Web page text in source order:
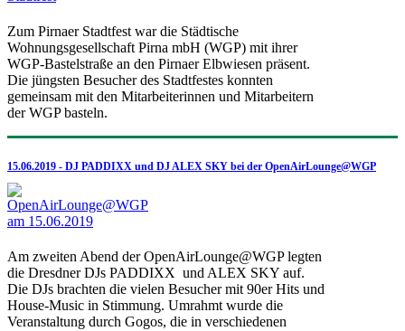
Zum Pirnaer Stadtfest war die Städtische
Wohnungsgesellschaft Pirna mbH (WGP) mit ihrer
WGP-Bastelstraße an den Pirnaer Elbwiesen präsent.
Die jüngsten Besucher des Stadtfestes konnten
gemeinsam mit den Mitarbeiterinnen und Mitarbeitern
der WGP basteln.
15.06.2019 - DJ PADDIXX und DJ ALEX SKY bei der OpenAirLounge@WGP
Am zweiten Abend der OpenAirLounge@WGP legten
die Dresdner DJs PADDIXX und ALEX SKY auf.
Die DJs brachten die vielen Besucher mit 90er Hits und
House-Music in Stimmung. Umrahmt wurde die
Veranstaltung durch Gogos, die in verschiedenen